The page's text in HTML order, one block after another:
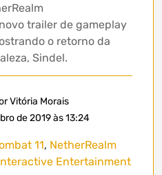
trailer de gameplay
o retorno da
Sindel.
Vitória Morais
de 2019 às 13:24
11, NetherRealm
Entertainment